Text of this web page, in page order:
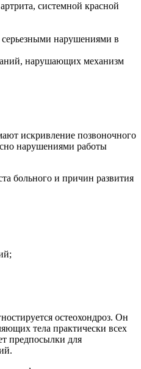
системной красной
нарушениями в
нарушающих механизм
искривление позвоночного
нарушениями работы
больного и причин развития
остеохондроз. Он
тела практически всех
предпосылки для